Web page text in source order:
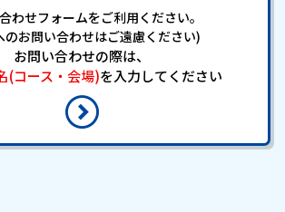
わせフォームをご利用ください。
のお問い合わせはご遠慮ください)
お問い合わせの際は、
(コース・会場)を入力してください